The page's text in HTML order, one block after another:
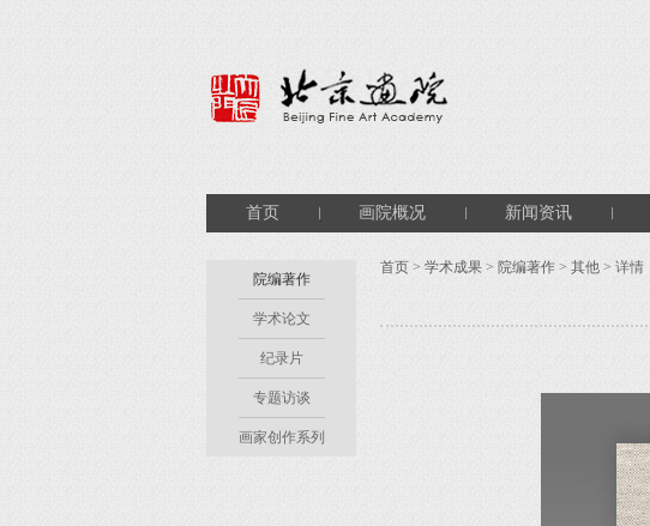
首页 画院概况 新闻资讯
院编著作
学术论文
纪录片
专题访谈
画家创作系列
首页 > 学术成果 > 院编著作 > 其他 > 详情